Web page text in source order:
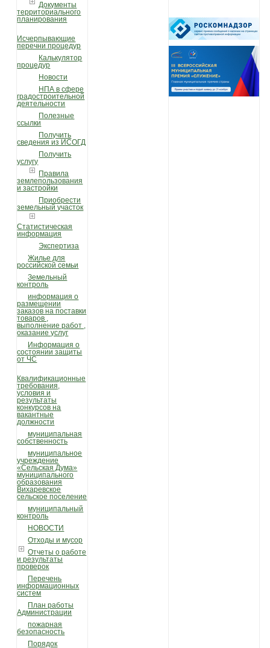
Документы
территориального
планирования
Исчерпывающие
перечни процедур
Калькулятор
процедур
Новости
НПА в сфере
градостроительной
деятельности
Полезные
ссылки
Получить
сведения из ИСОГД
Получить
услугу
Правила
землепользования
и застройки
Приобрести
земельный участок
Статистическая
информация
Экспертиза
Жилье для
российской семьи
Земельный
контроль
информация о
размещении
заказов на поставки
товаров ,
выполнение работ ,
оказание услуг
Информация о
состоянии защиты
от ЧС
Квалификационные
требования,
условия и
результаты
конкурсов на
вакантные
должности
муниципальная
собственность
муниципальное
учреждение
«Сельская Дума»
муниципального
образования
Вихаревское
сельское поселение
муниципальный
контроль
НОВОСТИ
Отходы и мусор
Отчеты о работе
и результаты
проверок
Перечень
информационных
систем
План работы
Администрации
пожарная
безопасность
Порядок